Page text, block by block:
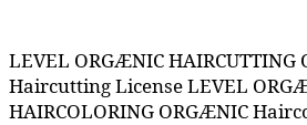
LEVEL ORGÆNIC HAIRCUTTING
Haircutting License LEVEL
HAIRCOLORING ORGÆNIC